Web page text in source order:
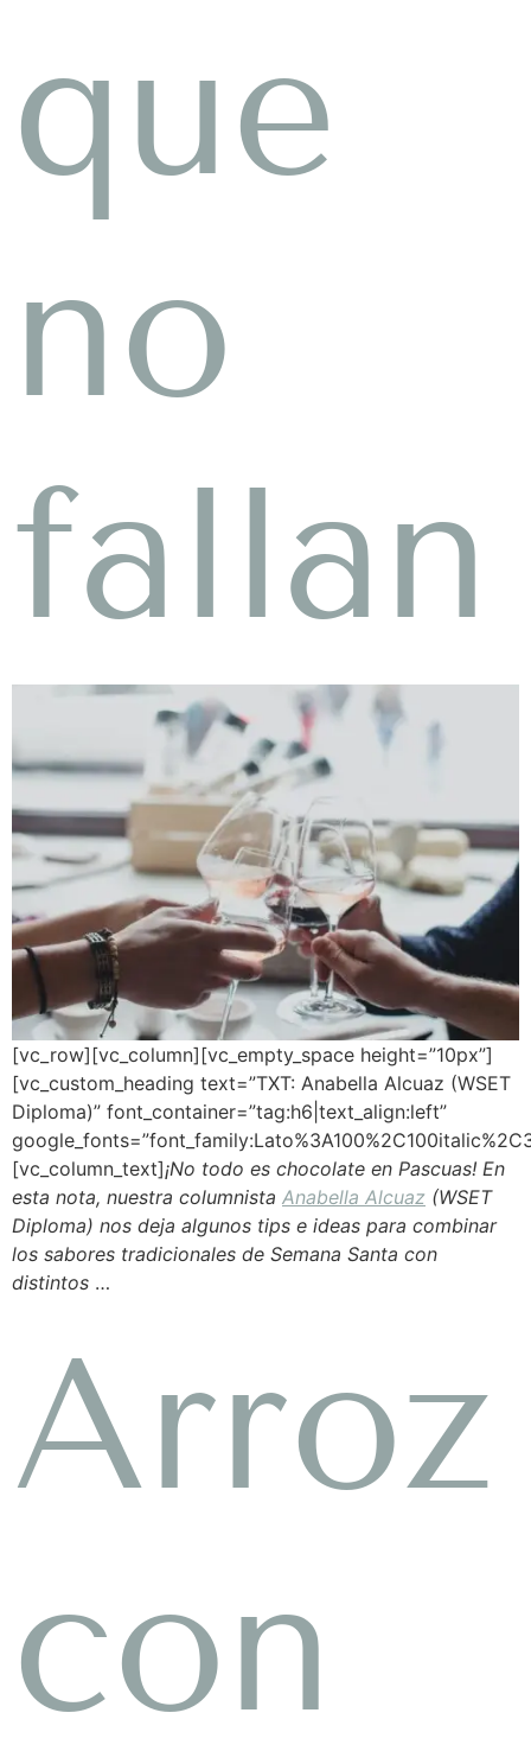
que
no
fallan
[vc_row][vc_column][vc_empty_space height=”10px”]
[vc_custom_heading text=”TXT: Anabella Alcuaz (WSET
Diploma)” font_container=”tag:h6|text_align:left”
[vc_column_text]¡No todo es chocolate en Pascuas! En
esta nota, nuestra columnista Anabella Alcuaz (WSET
Diploma) nos deja algunos tips e ideas para combinar
los sabores tradicionales de Semana Santa con
distintos …
Arroz
con